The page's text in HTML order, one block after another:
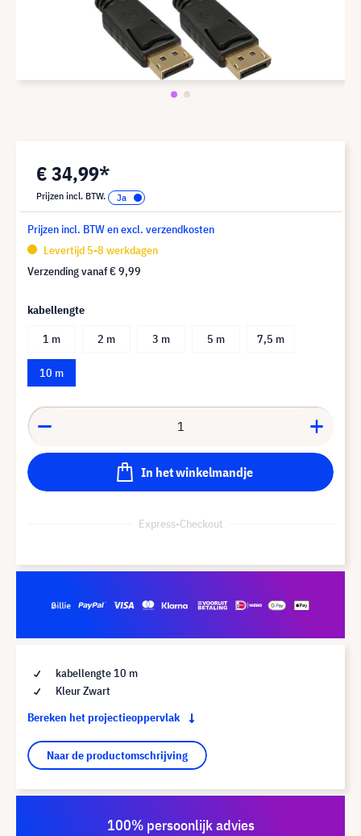
€ 34,99*
Prijzen incl. BTW.
Prijzen incl. BTW en excl. verzendkosten
Levertijd 5-8 werkdagen
Verzending vanaf€ 9,99
kabellengte
1 m
2 m 3 m 5 m 7,5 m
10 m
In het winkelmandje
Express-Checkout
kabellengte 10 m
Kleur Zwart
Bereken het projectieoppervlak
Naar de productomschrijving
100% persoonlijk advies